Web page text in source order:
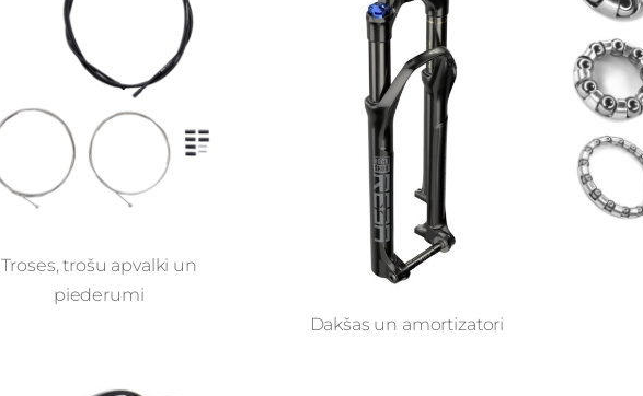
Troses, trošu apvalki un
piederumi
Dakšas un amortizatori